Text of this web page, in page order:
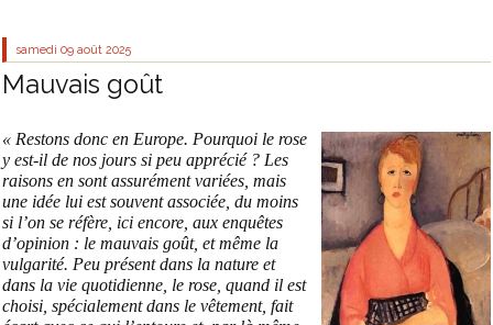
samedi 09 août 2025
Mauvais goût
« Restons donc en Europe. Pourquoi le rose
y est-il de nos jours si peu apprécié ? Les
raisons en sont assurément variées, mais
une idée lui est souvent associée, du moins
si l’on se réfère, ici encore, aux enquêtes
d’opinion : le mauvais goût, et même la
vulgarité. Peu présent dans la nature et
dans la vie quotidienne, le rose, quand il est
choisi, spécialement dans le vêtement, fait